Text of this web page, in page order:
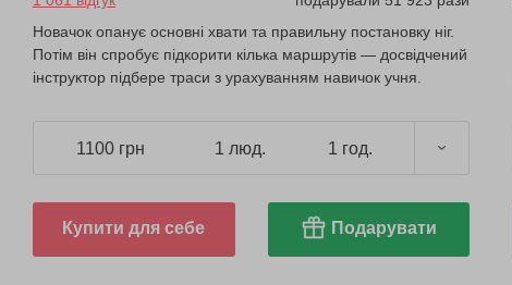
Новачок опанує основні хвати та правильну постановку ніг.
Потім він спробує підкорити кілька маршрутів — досвідчений
інструктор підбере траси з урахуванням навичок учня.
1100 грн 1 люд. 1 год.
Купити для себе Подарувати